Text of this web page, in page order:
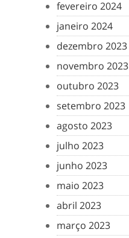
fevereiro 2024
janeiro 2024
dezembro 2023
novembro 2023
outubro 2023
setembro 2023
agosto 2023
julho 2023
junho 2023
maio 2023
abril 2023
março 2023